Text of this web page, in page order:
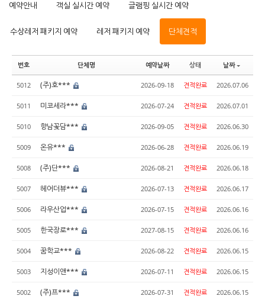
예약안내 객실 실시간 예약 글램핑 실시간 예약
수상레저 패키지 예약 레저 패키지 예약 단체견적
번호 단체명 예약날짜 상태 날짜
5012 (주)호*** 2026-09-18 견적완료 2026.07.06
5011 미코세라*** 2026-07-24 견적완료 2026.07.01
5010 향남꽃담*** 2026-09-05 견적완료 2026.06.30
5009 온유*** 2026-06-28 견적완료 2026.06.19
5008 (주)단*** 2026-08-21 견적완료 2026.06.18
5007 헤어더뷰*** 2026-07-13 견적완료 2026.06.17
5006 라우산업*** 2026-07-15 견적완료 2026.06.16
5005 한국장로*** 2027-08-15 견적완료 2026.06.16
5004 꿈학교*** 2026-08-22 견적완료 2026.06.15
5003 지성이앤*** 2026-07-11 견적완료 2026.06.15
5002 (주)프*** 2026-07-31 견적완료 2026.06.15